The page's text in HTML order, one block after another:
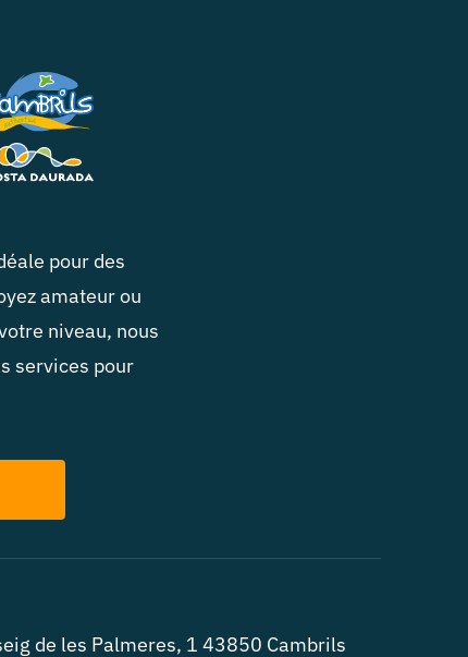
pour des
amateur ou
niveau, nous
services pour
de les Palmeres, 1 43850 Cambrils